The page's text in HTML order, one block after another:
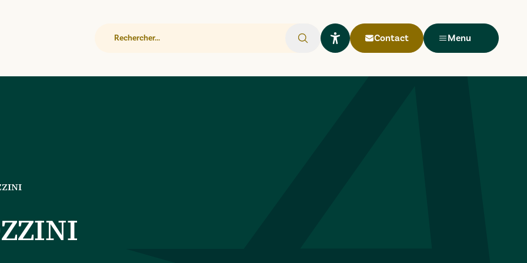
Rechercher
Ouvrir le widget Lisio
Contact Menu